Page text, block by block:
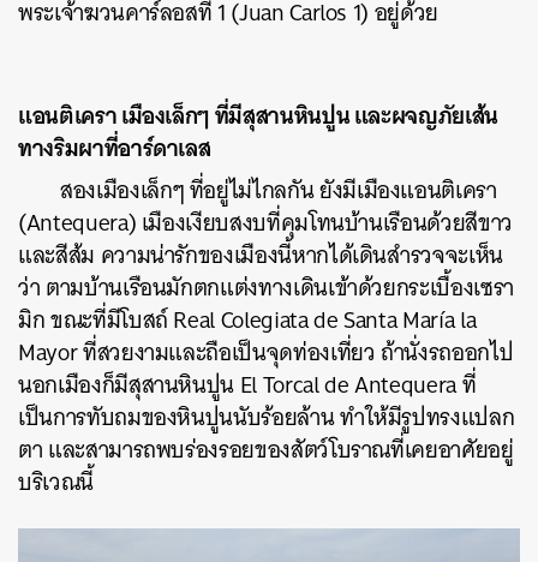
พระเจ้าฆวนคาร์ลอสที่ 1 (Juan Carlos 1) อยู่ด้วย
แอนติเครา เมืองเล็กๆ ที่มีสุสานหินปูน และผจญภัยเส้น
ทางริมผาที่อาร์ดาเลส
สองเมืองเล็กๆ ที่อยู่ไม่ไกลกัน ยังมีเมืองแอนติเครา
(Antequera) เมืองเงียบสงบที่คุมโทนบ้านเรือนด้วยสีขาว
และสีส้ม ความน่ารักของเมืองนี้หากได้เดินสำรวจจะเห็น
ว่า ตามบ้านเรือนมักตกแต่งทางเดินเข้าด้วยกระเบื้องเซรา
มิก ขณะที่มีโบสถ์ Real Colegiata de Santa María la
Mayor ที่สวยงามและถือเป็นจุดท่องเที่ยว ถ้านั่งรถออกไป
นอกเมืองก็มีสุสานหินปูน El Torcal de Antequera ที่
เป็นการทับถมของหินปูนนับร้อยล้าน ทำให้มีรูปทรงแปลก
ตา และสามารถพบร่องรอยของสัตว์โบราณที่เคยอาศัยอยู่
บริเวณนี้